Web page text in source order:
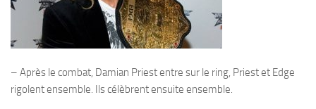
– Après le combat, Damian Priest entre sur le ring, Priest et Edge
rigolent ensemble. Ils célèbrent ensuite ensemble.